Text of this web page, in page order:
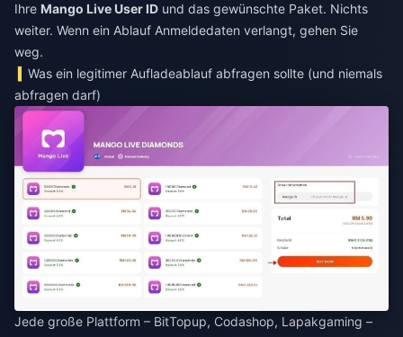
Ihre Mango Live User ID und das gewünschte Paket. Nichts
weiter. Wenn ein Ablauf Anmeldedaten verlangt, gehen Sie
weg.
Was ein legitimer Aufladeablauf abfragen sollte (und niemals
abfragen darf)
Jede große Plattform – BitTopup, Codashop, Lapakgaming –